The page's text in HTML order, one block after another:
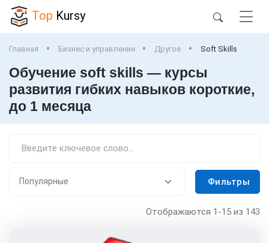
Top Kursy
Главная Бизнес и управление Другое Soft Skills
Обучение soft skills — курсы
развития гибких навыков короткие,
до 1 месяца
Фильтры
Отображаются 1-15 из 143